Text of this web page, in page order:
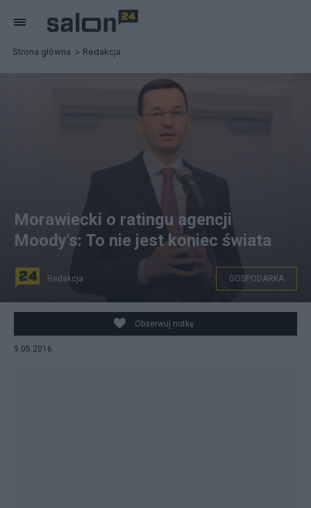
Strona główna Redakcja
fot. mr.gov.pl
Morawiecki o ratingu agencji
Moody's: To nie jest koniec świata
Redakcja GOSPODARKA
Obserwuj notkę
9.05.2016